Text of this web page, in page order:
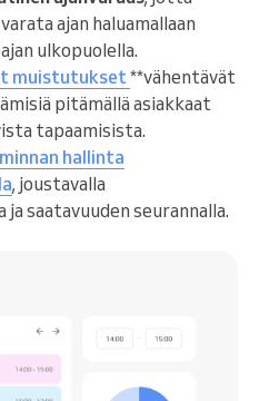
ajan haluamallaan
ulkopuolella.
muistutukset**vähentävät
pitämällä asiakkaat
tapaamisista.
hallinta
, joustavalla
saatavuuden seurannalla.